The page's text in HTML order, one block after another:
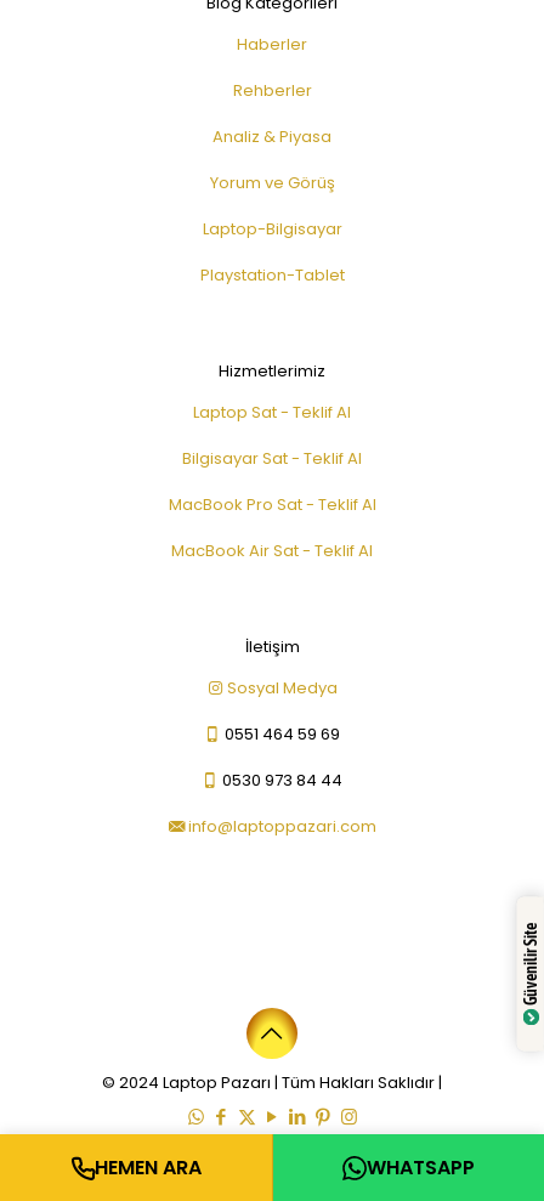
Haberler
Rehberler
Analiz & Piyasa
Yorum ve Görüş
Laptop-Bilgisayar
Playstation-Tablet
Hizmetlerimiz
Laptop Sat - Teklif Al
Bilgisayar Sat - Teklif Al
MacBook Pro Sat - Teklif Al
MacBook Air Sat - Teklif Al
İletişim
Sosyal Medya
0551 464 59 69
0530 973 84 44
info@laptoppazari.com
© 2024 Laptop Pazarı | Tüm Hakları Saklıdır |
HEMEN ARA WHATSAPP
Güvenilir Site